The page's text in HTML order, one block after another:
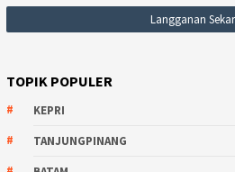
TOPIK POPULER
KEPRI
TANJUNGPINANG